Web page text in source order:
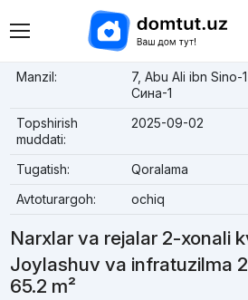
Manzil:
7, Abu Ali ibn
Сина-1
Topshirish
muddati:
2025-09-02
Tugatish:
Qoralama
Avtoturargoh:
ochiq
Narxlar va rejalar 2-xonali
Joylashuv va infratuzilma
65.2 m²